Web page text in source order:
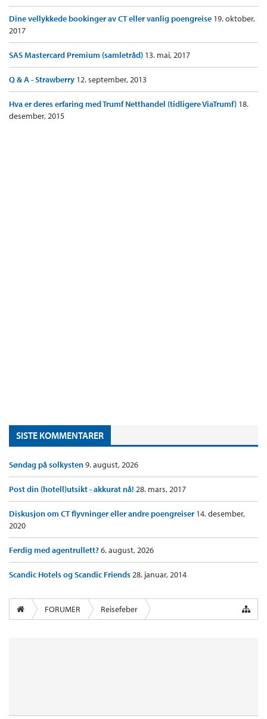
Dine vellykkede bookinger av CT eller vanlig poengreise 19. oktober,
2017
SAS Mastercard Premium (samletråd) 13. mai, 2017
Q & A - Strawberry 12. september, 2013
Hva er deres erfaring med Trumf Netthandel (tidligere ViaTrumf) 18.
desember, 2015
SISTE KOMMENTARER
Søndag på solkysten9. august, 2026
Post din (hotell)utsikt - akkurat nå! 28. mars, 2017
Diskusjon om CT flyvninger eller andre poengreiser 14. desember,
2020
Ferdig med agentrullett?6. august, 2026
Scandic Hotels og Scandic Friends28. januar, 2014
FORUMER
Reisefeber